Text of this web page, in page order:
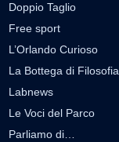
Doppio Taglio
Free sport
L’Orlando Curioso
La Bottega di Filosofia
Labnews
Le Voci del Parco
Parliamo di…